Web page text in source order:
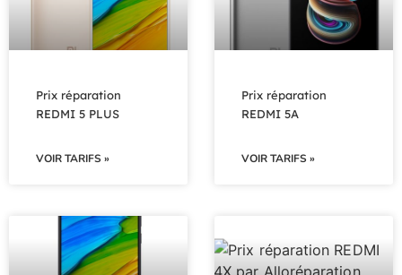
Prix réparation
REDMI 5 PLUS
VOIR TARIFS »
Prix réparation
REDMI 5A
VOIR TARIFS »